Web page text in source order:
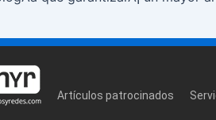
Artículos patrocinados